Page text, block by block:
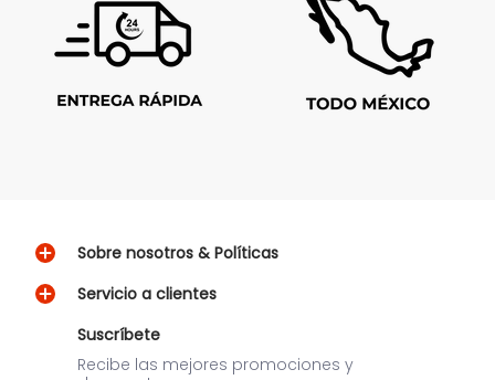
Sobre nosotros & Políticas
Servicio a clientes
Suscríbete
Recibe las mejores promociones y